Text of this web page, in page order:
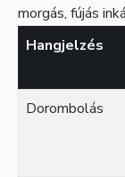
morgás, fújás
Hangjelzés
Dorombolás